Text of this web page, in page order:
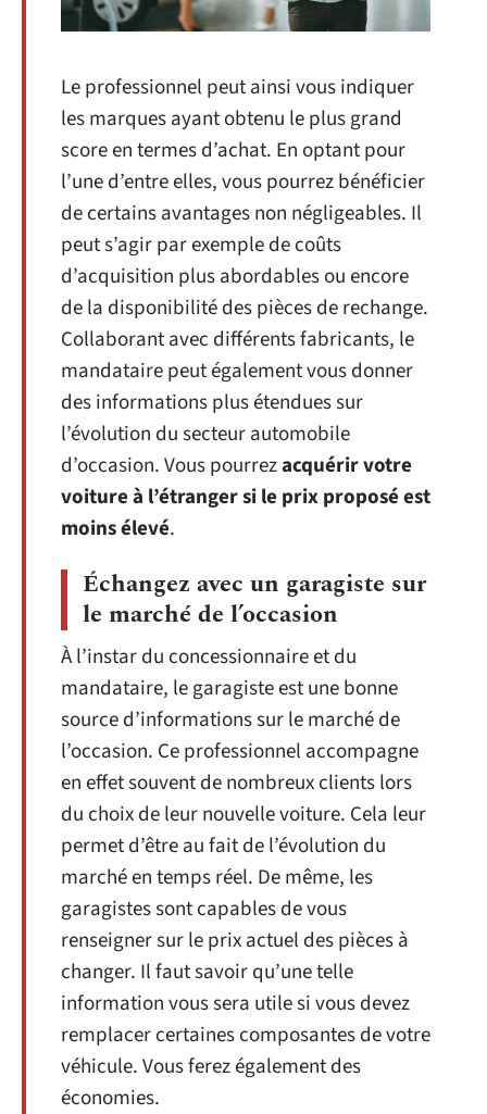
Le professionnel peut ainsi vous indiquer
les marques ayant obtenu le plus grand
score en termes d’achat. En optant pour
l’une d’entre elles, vous pourrez bénéficier
de certains avantages non négligeables. Il
peut s’agir par exemple de coûts
d’acquisition plus abordables ou encore
de la disponibilité des pièces de rechange.
Collaborant avec différents fabricants, le
mandataire peut également vous donner
des informations plus étendues sur
l’évolution du secteur automobile
d’occasion. Vous pourrezacquérir votre
voiture à l’étranger si le prix proposé est
moins élevé.
Échangez avec un garagiste sur
le marché de l’occasion
À l’instar du concessionnaire et du
mandataire, le garagiste est une bonne
source d’informations sur le marché de
l’occasion. Ce professionnel accompagne
en effet souvent de nombreux clients lors
du choix de leur nouvelle voiture. Cela leur
permet d’être au fait de l’évolution du
marché en temps réel. De même, les
garagistes sont capables de vous
renseigner sur le prix actuel des pièces à
changer. Il faut savoir qu’une telle
information vous sera utile si vous devez
remplacer certaines composantes de votre
véhicule. Vous ferez également des
économies.